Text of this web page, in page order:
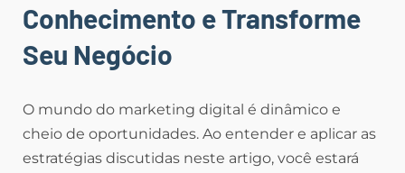
Conhecimento e Transforme
Seu Negócio
O mundo do marketing digital é dinâmico e
cheio de oportunidades. Ao entender e aplicar as
estratégias discutidas neste artigo, você estará